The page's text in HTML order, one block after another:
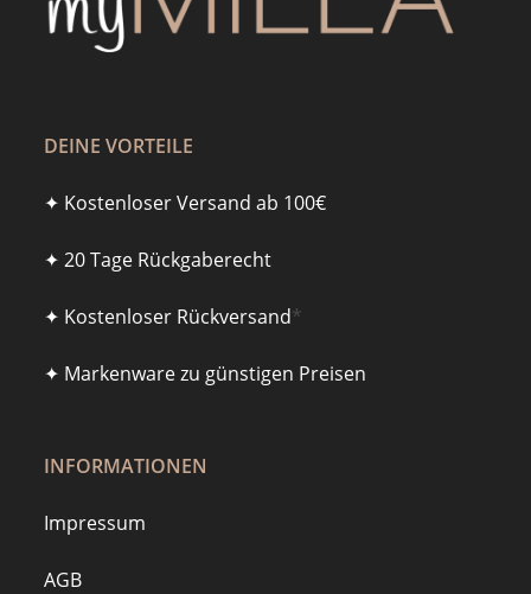
DEINE VORTEILE
✦ Kostenloser Versand ab 100€
✦ 20 Tage Rückgaberecht
✦ Kostenloser Rückversand*
✦ Markenware zu günstigen Preisen
INFORMATIONEN
Impressum
AGB